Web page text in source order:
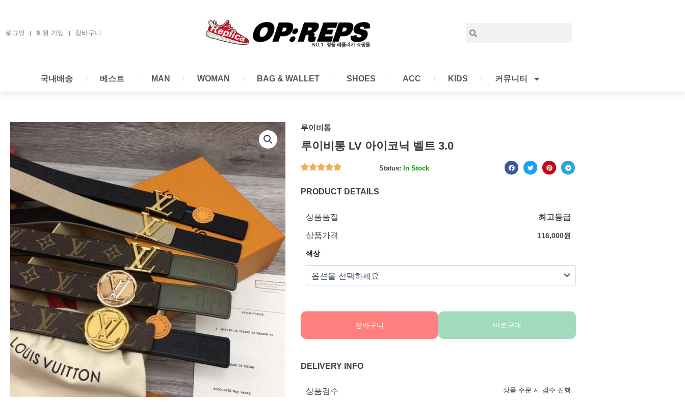
츠로그인 회원 가입 장바구니
국내배송 베스트 MAN WOMAN BAG & WALLET SHOES ACC KIDS 커뮤니티
루이비통
루이비통 LV 아이코닉 벨트 3.0
Status: In Stock
PRODUCT DETAILS
상품품질 최고등급
상품가격 116,000원
색상
장바구니 바로구매
DELIVERY INFO
상품검수 상품 주문 시 검수 진행